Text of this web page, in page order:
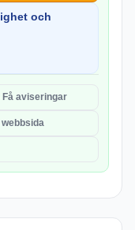
och
Få aviseringar